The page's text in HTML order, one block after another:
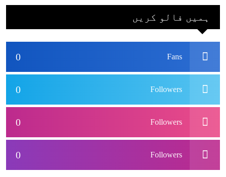
بھارتی ٹیم پاکستان
نہ آئے، محسن نقوی
ہمیں فالو کریں
0 Fans
0 Followers
0 Followers
0 Followers